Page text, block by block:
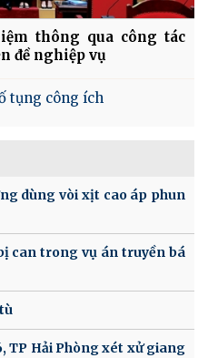
thông qua công tác
đề nghiệp vụ
tụng công ích
dùng vòi xịt cao áp phun
can trong vụ án truyền bá
TP Hải Phòng xét xử giang